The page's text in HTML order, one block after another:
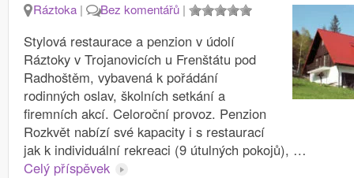
Ráztoka | Bez komentářů |
Stylová restaurace a penzion v údolí
Ráztoky v Trojanovicích u Frenštátu pod
Radhoštěm, vybavená k pořádání
rodinných oslav, školních setkání a
firemních akcí. Celoroční provoz. Penzion
Rozkvět nabízí své kapacity i s restaurací
jak k individuální rekreaci (9 útulných pokojů), …
Celý příspěvek